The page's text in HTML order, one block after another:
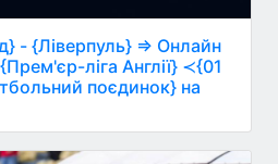
- {Ліверпуль} ⇒ Онлайн
ліга Англії} ≺{01
поєдинок} на